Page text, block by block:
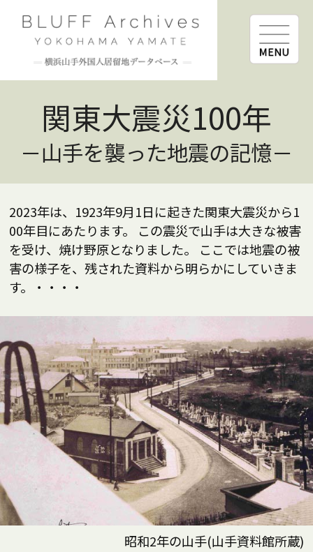
関東大震災100年
－山手を襲った地震の記憶－
2023年は、1923年9月1日に起きた関東大震災から1
00年目にあたります。
この震災で山手は大きな被害
を受け、焼け野原となりました。
ここでは地震の被
害の様子を、残された資料から明らかにしていきま
す。・・・・
昭和2年の山手(山手資料館所蔵)